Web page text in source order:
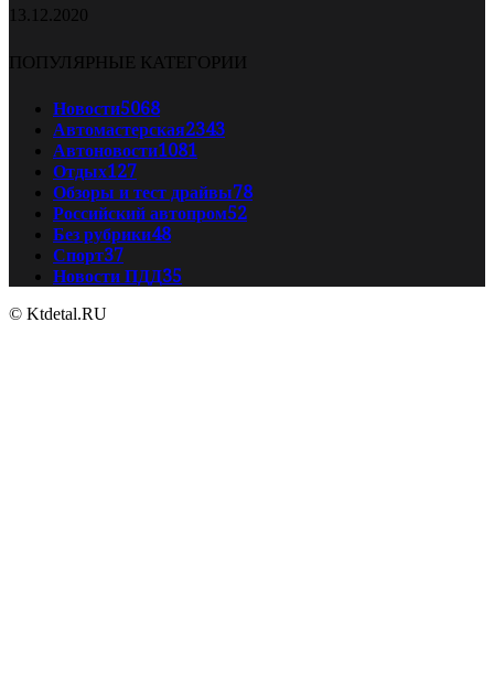
13.12.2020
ПОПУЛЯРНЫЕ КАТЕГОРИИ
Новости5068
Автомастерская2343
Автоновости1081
Отдых127
Обзоры и тест драйвы78
Российский автопром52
Без рубрики48
Спорт37
Новости ПДД35
© Ktdetal.RU